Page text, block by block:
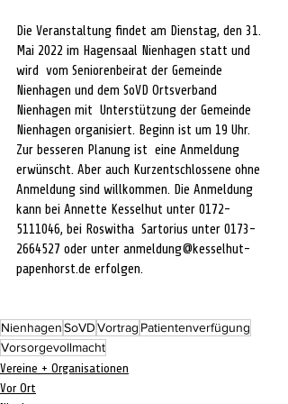
Die Veranstaltung findet am Dienstag, den 31.
Mai 2022 im Hagensaal Nienhagen statt und
wird  vom Seniorenbeirat der Gemeinde
Nienhagen und dem SoVD Ortsverband
Nienhagen mit  Unterstützung der Gemeinde
Nienhagen organisiert. Beginn ist um 19 Uhr.
Zur besseren Planung ist  eine Anmeldung
erwünscht. Aber auch Kurzentschlossene ohne
Anmeldung sind willkommen. Die Anmeldung
kann bei Annette Kesselhut unter 0172-
5111046, bei Roswitha  Sartorius unter 0173-
2664527 oder unter anmeldung@kesselhut-
papenhorst.de erfolgen.
NienhagenSoVDVortrag Patientenverfügung
Vorsorgevollmacht
Vereine + Organisationen
Vor Ort